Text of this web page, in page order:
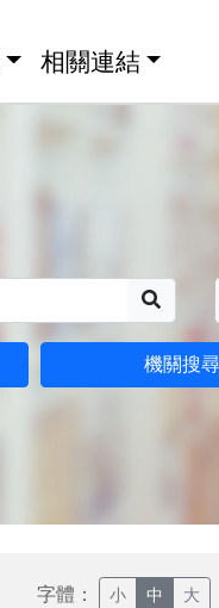
相關連結
機關搜尋
字體： 小 中 大